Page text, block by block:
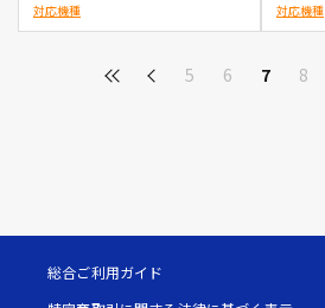
対応機種 対応機種
5 6 7 8
総合ご利用ガイド